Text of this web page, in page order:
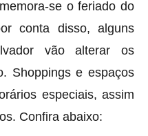
se o feriado do
conta disso, alguns
vão alterar os
Shoppings e espaços
especiais, assim
Confira abaixo: